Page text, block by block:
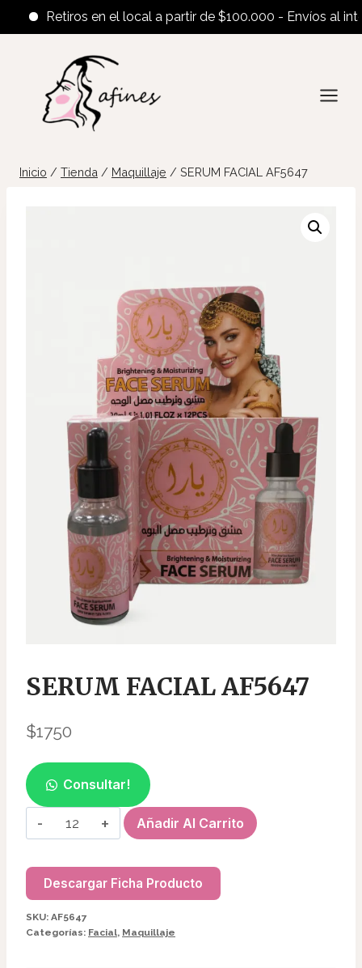
Retiros en el local a partir de $100.000 - Envíos al
contenido
Inicio / Tienda / Maquillaje / SERUM FACIAL AF5647
SERUM FACIAL AF5647
$1750
Consultar!
SERUM
FACIAL
cantidad
Añadir Al Carrito
Descargar Ficha Producto
SKU: AF5647
Categorías: Facial, Maquillaje